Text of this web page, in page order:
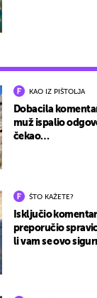
KAO IZ PIŠTOLJA
Dobacila
muž ispalio
čekao…
ŠTO KAŽETE?
Isključio
preporučio
li vam se ovo